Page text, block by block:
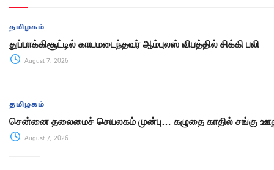
தமிழகம்
துப்பாக்கிசூட்டில் காயமடைந்தவர் ஆம்புலஸ் விபத்தில் சிக்கி பலி
August 7, 2026
தமிழகம்
சென்னை தலைமைச் செயலகம் முன்பு… கழுதை காதில் சங்கு
August 7, 2026